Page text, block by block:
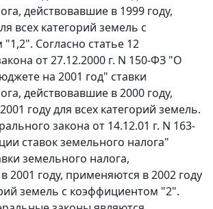
действовавшие в 1999 году,
всех категорий земель с
Согласно статье 12
от 27.12.2000 г. N 150-ФЗ "О
на 2001 год" ставки
действовавшие в 2000 году,
году для всех категорий земель.
закона от 14.12.01 г. N 163-
ставок земельного налога"
земельного налога,
2001 году, применяются в 2002 году
земель с коэффициентом "2".